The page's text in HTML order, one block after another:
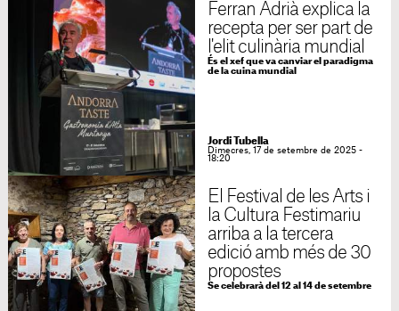
Ferran Adrià explica la
recepta per ser part de
l'elit culinària mundial
És el xef que va canviar el paradigma
de la cuina mundial
Jordi Tubella
Dimecres, 17 de setembre de 2025 -
18:20
El Festival de les Arts i
la Cultura Festimariu
arriba a la tercera
edició amb més de 30
propostes
Se celebrarà del 12 al 14 de setembre